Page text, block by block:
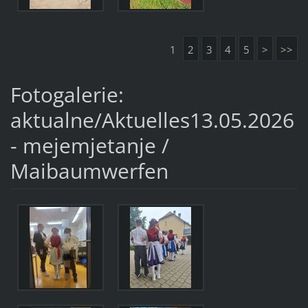
1 2 3 4 5 > >>
Fotogalerie:
aktualne/Aktuelles13.05.2026
- mejemjetanje /
Maibaumwerfen